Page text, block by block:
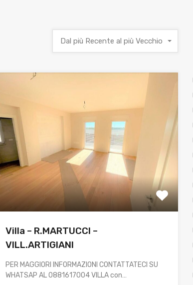
Dal più Recente al più Vecchio
Villa – R.MARTUCCI –
VILL.ARTIGIANI
PER MAGGIORI INFORMAZIONI CONTATTATECI SU
WHATSAP AL 0881617004 VILLA con…